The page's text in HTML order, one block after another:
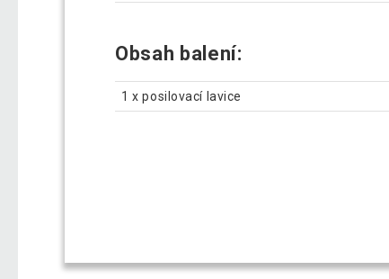
Obsah balení:
1 x posilovací lavice